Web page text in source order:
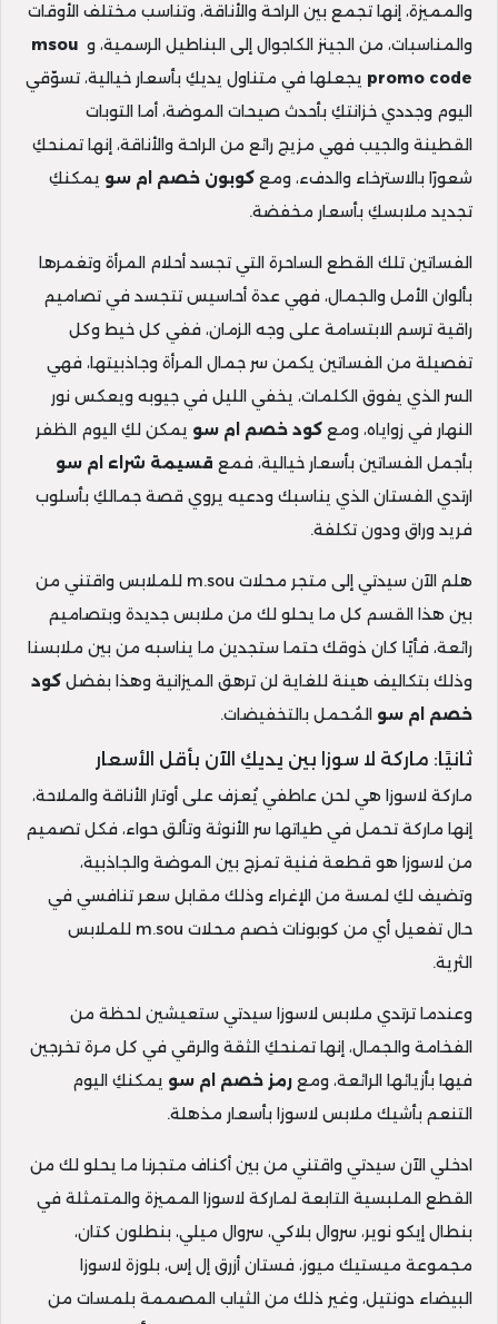
والمميزة، إنها تجمع بين الراحة والأناقة، وتناسب مختلف الأوقات
والمناسبات، من الجينز الكاجوال إلى البناطيل الرسمية، و msou
promo code يجعلها في متناول يديكِ بأسعار خيالية، تسوّقي
اليوم وجددي خزانتكِ بأحدث صيحات الموضة، أما التوبات
القطينة والجيب فهي مزيج رائع من الراحة والأناقة، إنها تمنحكِ
شعورًا بالاسترخاء والدفء، ومع كوبون خصم ام سو يمكنكِ
تجديد ملابسكِ بأسعار مخفضة.
الفساتين تلك القطع الساحرة التي تجسد أحلام المرأة وتغمرها
بألوان الأمل والجمال، فهي عدة أحاسيس تتجسد في تصاميم
راقية ترسم الابتسامة على وجه الزمان، ففي كل خيط وكل
تفصيلة من الفساتين يكمن سر جمال المرأة وجاذبيتها، فهي
السر الذي يفوق الكلمات، يخفي الليل في جيوبه ويعكس نور
النهار في زواياه، ومع كود خصم ام سو يمكن لكِ اليوم الظفر
بأجمل الفساتين بأسعار خيالية، فمع قسيمة شراء ام سو
ارتدي الفستان الذي يناسبك ودعيه يروي قصة جمالكِ بأسلوب
فريد وراق ودون تكلفة.
هلم الآن سيدتي إلى متجر محلات m.sou للملابس واقتني من
بين هذا القسم كل ما يحلو لك من ملابس جديدة وبتصاميم
رائعة، فأيًا كان ذوقك حتما ستجدين ما يناسبه من بين ملابسنا
وذلك بتكاليف هينة للغاية لن ترهق الميزانية وهذا بفضل كود
خصم ام سو المُحمل بالتخفيضات.
ثانيًا: ماركة لا سوزا بين يديكِ الآن بأقل الأسعار
ماركة لاسوزا هي لحن عاطفي يُعزف على أوتار الأناقة والملاحة،
إنها ماركة تحمل في طياتها سر الأنوثة وتألق حواء، فكل تصميم
من لاسوزا هو قطعة فنية تمزج بين الموضة والجاذبية،
وتضيف لكِ لمسة من الإغراء وذلك مقابل سعر تنافسي في
حال تفعيل أي من كوبونات خصم محلات m.sou للملابس
الثرية.
وعندما ترتدي ملابس لاسوزا سيدتي ستعيشين لحظة من
الفخامة والجمال، إنها تمنحكِ الثقة والرقي في كل مرة تخرجين
فيها بأزيائها الرائعة، ومع رمز خصم ام سو يمكنكِ اليوم
التنعم بأشيك ملابس لاسوزا بأسعار مذهلة.
ادخلي الآن سيدتي واقتني من بين أكناف متجرنا ما يحلو لك من
القطع الملبسية التابعة لماركة لاسوزا المميزة والمتمثلة في
بنطال إيكو نوير، سروال بلاكي، سروال ميلي، بنطلون كتان،
مجموعة ميستيك ميوز، فستان أزرق إل إس، بلوزة لاسوزا
البيضاء دونتيل، وغير ذلك من الثياب المصممة بلمسات من